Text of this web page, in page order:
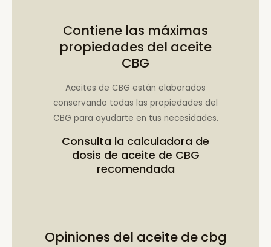
Contiene las máximas
propiedades del aceite
CBG
Aceites de CBG están elaborados
conservando todas las propiedades del
CBG para ayudarte en tus necesidades.
Consulta la calculadora de
dosis de aceite de CBG
recomendada
Opiniones del aceite de cbg